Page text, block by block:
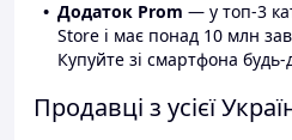
Додаток Prom — у топ-3
Store і має понад 10 млн
Купуйте зі смартфона будь-
Продавці з усієї